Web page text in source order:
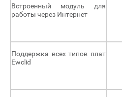
Встроенный модуль для
работы через Интернет
Поддержка всех типов плат
Ewclid